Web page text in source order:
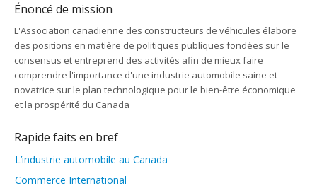
Énoncé de mission
L'Association canadienne des constructeurs de véhicules élabore
des positions en matière de politiques publiques fondées sur le
consensus et entreprend des activités afin de mieux faire
comprendre l'importance d'une industrie automobile saine et
novatrice sur le plan technologique pour le bien-être économique
et la prospérité du Canada
Rapide faits en bref
L’industrie automobile au Canada
Commerce International